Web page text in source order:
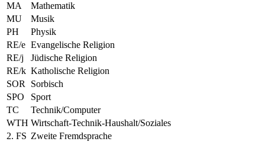
MA
Mathematik
MU
Musik
PH
Physik
RE/e Evangelische Religion
RE/j
Jüdische Religion
RE/k Katholische Religion
SOR
Sorbisch
SPO
Sport
TC
Technik/Computer
WTH Wirtschaft-Technik-Haushalt/Soziales
2. FS Zweite Fremdsprache